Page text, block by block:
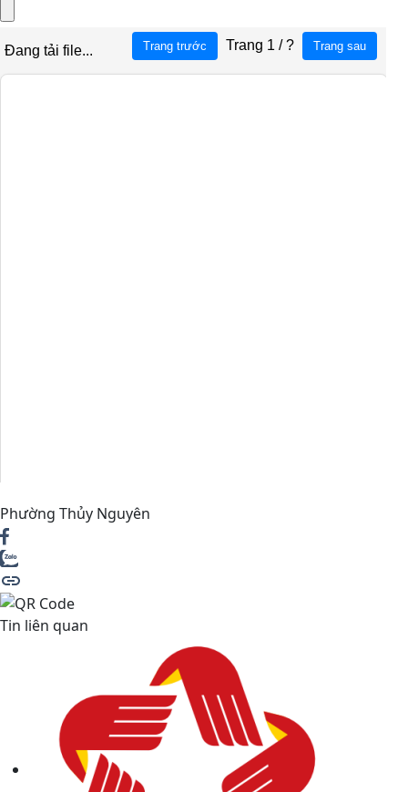
Phường Thủy Nguyên
Tin liên quan